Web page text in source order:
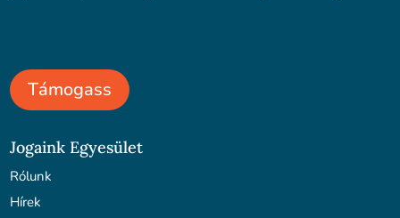
Támogass
Jogaink Egyesület
Rólunk
Hírek